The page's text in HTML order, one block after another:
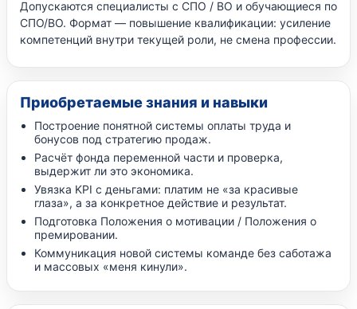
Допускаются специалисты с СПО / ВО и обучающиеся по
СПО/ВО. Формат — повышение квалификации: усиление
компетенций внутри текущей роли, не смена профессии.
Приобретаемые знания и навыки
Построение понятной системы оплаты труда и
бонусов под стратегию продаж.
Расчёт фонда переменной части и проверка,
выдержит ли это экономика.
Увязка KPI с деньгами: платим не «за красивые
глаза», а за конкретное действие и результат.
Подготовка Положения о мотивации / Положения о
премировании.
Коммуникация новой системы команде без саботажа
и массовых «меня кинули».